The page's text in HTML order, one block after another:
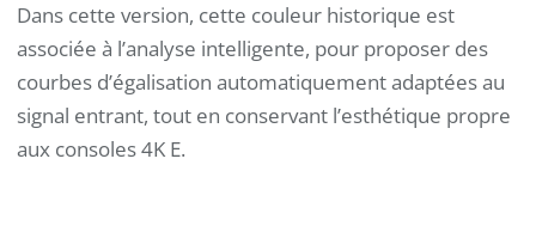
Dans cette version, cette couleur historique est
associée à l’analyse intelligente, pour proposer des
courbes d’égalisation automatiquement adaptées au
signal entrant, tout en conservant l’esthétique propre
aux consoles 4K E.